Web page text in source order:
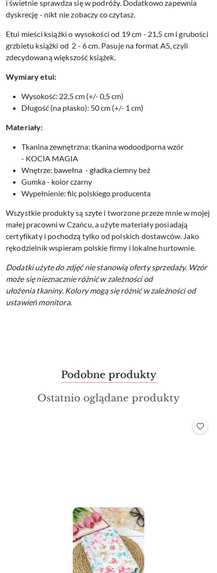
i świetnie sprawdza się w podróży. Dodatkowo zapewnia
dyskrecję - nikt nie zobaczy co czytasz.
Etui mieści książki o wysokości od 19 cm - 21,5 cm i grubości
grzbietu książki od 2 - 6 cm. Pasuje na format A5, czyli
zdecydowaną większość książek.
Wymiary etui:
Wysokość: 22,5 cm (+/- 0,5 cm)
Długość (na płasko): 50 cm (+/- 1 cm)
Materiały:
Tkanina zewnętrzna: tkanina wodoodporna wzór
- KOCIA MAGIA
Wnętrze: bawełna - gładka ciemny beż
Gumka - kolor czarny
Wypełnienie: filc polskiego producenta
Wszystkie produkty są szyte i tworzone przeze mnie w mojej
małej pracowni w Czańcu, a użyte materiały posiadają
certyfikaty i pochodzą tylko od polskich dostawców. Jako
rękodzielnik wspieram polskie firmy i lokalne hurtownie.
Dodatki użyte do zdjęć nie stanowią oferty sprzedaży. Wzór
może się nieznacznie różnić w zależności od
ułożenia tkaniny. Kolory mogą się różnić w zależności od
ustawień monitora.
Pomiń karuzelę produktów
Produkty
o
statusie:
Podobne produkty
Produkty
Ostatnio oglądane produkty